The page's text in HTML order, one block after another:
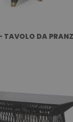
TAVOLO DA